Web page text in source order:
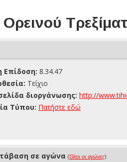
Επίδοση: 8.34.47
Τείχιο
διοργάνωσης: http://
Τύπου: Πατήστε εδώ
σε αγώνα (Όλοι οι αγώνες)